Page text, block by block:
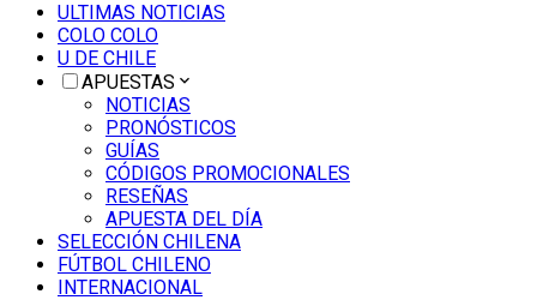
ULTIMAS NOTICIAS
COLO COLO
U DE CHILE
APUESTAS
NOTICIAS
PRONÓSTICOS
GUÍAS
CÓDIGOS PROMOCIONALES
RESEÑAS
APUESTA DEL DÍA
SELECCIÓN CHILENA
FÚTBOL CHILENO
INTERNACIONAL